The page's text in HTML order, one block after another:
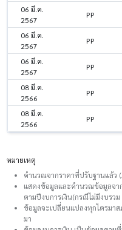
06 มี.ค.
2567
PP
06 มี.ค.
2567
PP
06 มี.ค.
2567
PP
08 มี.ค.
2566
PP
08 มี.ค.
2566
PP
หมายเหตุ
คำนวณจากราคาที่ปรับฐานแล้ว
แสดงข้อมูลและคำนวณข้อมูลจา
ตามปีงบการเงิน(กรณีไม่มีงบร
ข้อมูลจะเปลี่ยนแปลงทุกไตรมาส
มา